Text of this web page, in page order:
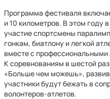
Программа фестиваля
и 10 километров. В этом году
участие спортсмены
гонкам, биатлону и легкой
вместе с
К соревнованиям в шестой
«Больше чем можешь»,
участники будут бежать в
волонтеров-атлетов.